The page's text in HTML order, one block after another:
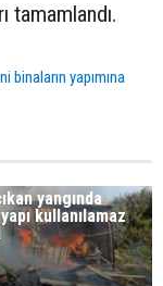
tamamlandı.
binaların yapımına
yangında
kullanılamaz